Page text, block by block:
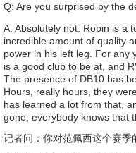
Q: Are you surprised by the
A: Absolutely not. Robin is a
incredible amount of quality
power in his left leg. For any
is a good club to be at, and
The presence of DB10 has
Hours, really hours, they
has learned a lot from that,
gone, everybody knows that
记者问：你对范佩西这个赛季